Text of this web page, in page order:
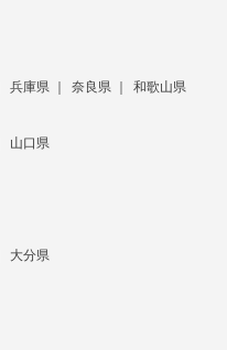
兵庫県 奈良県 和歌山県
山口県
大分県